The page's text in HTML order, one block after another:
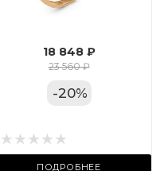
18 848 ₽
23 560 ₽
-20%
ПОДРОБНЕЕ